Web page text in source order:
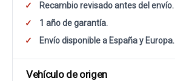
Recambio revisado antes del envío.
1 año de garantía.
Envío disponible a España y Europa.
Vehículo de origen